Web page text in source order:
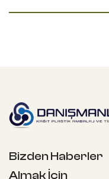
Bizden Haberler
Almak İçin